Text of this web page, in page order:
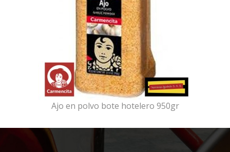
Ajo en polvo bote hotelero 950gr